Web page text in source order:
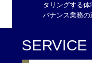
タリングする
バナンス業務の
SERVICE